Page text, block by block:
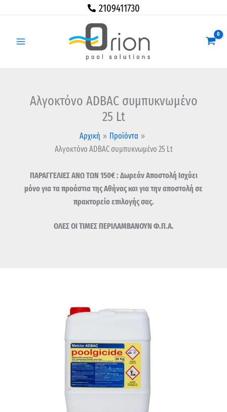
2109411730
Αλγοκτόνο ADBAC συμπυκνωμένο
25 Lt
Αρχική
Προϊόντα
Αλγοκτόνο ADBAC συμπυκνωμένο 25 Lt
ΠΑΡΑΓΓΕΛΙΕΣ ΑΝΩ ΤΩΝ 150€ : Δωρεάν Αποστολή Ισχύει
μόνο για τα προάστια της Αθήνας και για την αποστολή σε
πρακτορείο επιλογής σας.
ΟΛΕΣ ΟΙ ΤΙΜΕΣ ΠΕΡΙΛΑΜΒΑΝΟΥΝ Φ.Π.Α.
25
ποσότητα